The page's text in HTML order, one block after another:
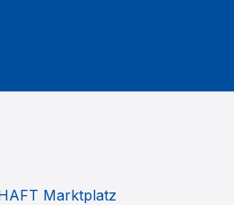
Marktplatz